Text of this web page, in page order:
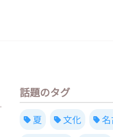
話題のタグ
夏 文化